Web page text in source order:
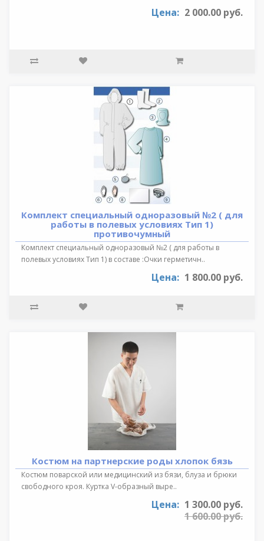
Цена: 2 000.00 руб.
Комплект специальный одноразовый №2 ( для
работы в полевых условиях Тип 1)
противочумный
Комплект специальный одноразовый №2 ( для работы в
полевых условиях Тип 1) в составе :Очки герметичн..
Цена: 1 800.00 руб.
Костюм на партнерские роды хлопок бязь
Костюм поварской или медицинский из бязи, блуза и брюки
свободного кроя. Куртка V-образный выре..
Цена: 1 300.00 руб.
1 600.00 руб.